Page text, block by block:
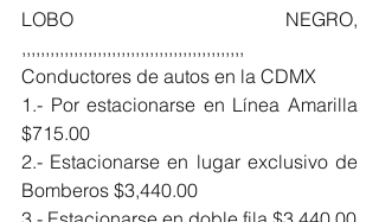
LOBO NEGRO,
,,,,,,,,,,,,,,,,,,,,,,,,,,,,,,,,,,,,,,,,,,,,,,,
Conductores de autos en la CDMX
1.- Por estacionarse en Línea Amarilla
$715.00
2.- Estacionarse en lugar exclusivo de
Bomberos $3,440.00